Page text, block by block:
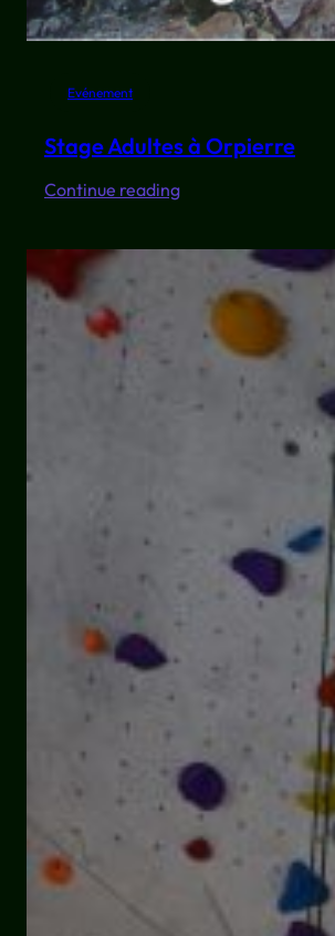
Evénement
Stage Adultes à Orpierre
Continue reading:
Adultes
Orpierre